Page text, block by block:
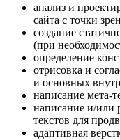
анализ и
сайта с точки
создание
(при
определение
отрисовка и
и основных
написание мета-
написание и/или
текстов для
адаптивная